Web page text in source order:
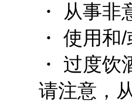
・ 从事非意
・ 使用和/
・ 过度饮酒
请注意，从